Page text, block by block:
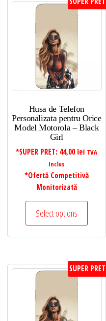
Husa de Telefon
Personalizata pentru Orice
Model Motorola – Black
Girl
*SUPER PRET: 44,00 lei TVA
Inclus
*Ofertă Competitivă
Monitorizată
Select options
SUPER